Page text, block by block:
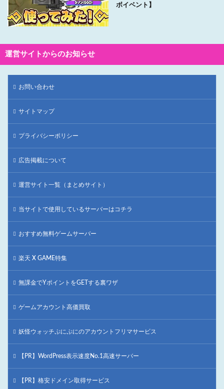
ボイベント】
運営サイトからのお知らせ
お問い合わせ
サイトマップ
プライバシーポリシー
広告掲載について
運営サイト一覧（まとめサイト）
当サイトで使用しているサーバーはコチラ
おすすめ無料ゲームサーバー
楽天 X GAME特集
無課金でYポイントをGETする裏ワザ
ゲームアカウント高価買取
妖怪ウォッチぷにぷにのアカウントフリマサービス
【PR】WordPress表示速度No.1高速サーバー
【PR】格安ドメイン取得サービス